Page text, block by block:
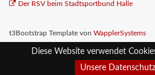
Der RSV beim Stadtsportbund Halle
t3Bootstrap Template von WapplerSystems
Diese Website verwendet
Unsere